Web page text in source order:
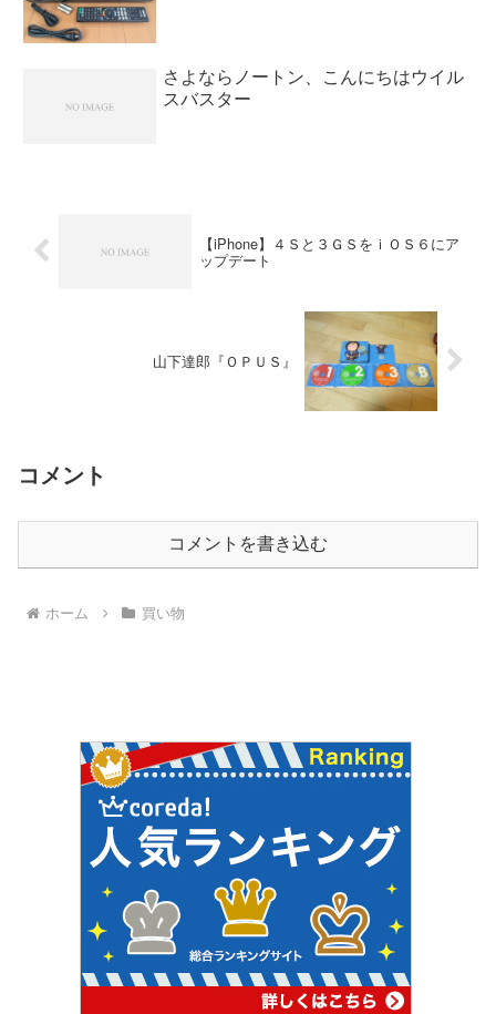
さよならノートン、こんにちはウイル
スバスター
【iPhone】４Ｓと３ＧＳをｉＯＳ６にア
ップデート
山下達郎『ＯＰＵＳ』
コメント
コメントを書き込む
ホーム 買い物